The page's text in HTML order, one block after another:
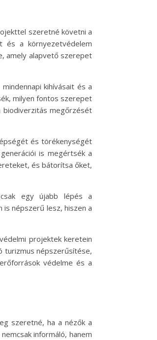
szeretné követni a
és a környezetvédelem
amely alapvető szerepet
kihívásait és a
milyen fontos szerepet
biodiverzitás megőrzését
és törékenységét
is megértsék a
és bátorítsa őket,
egy újabb lépés a
népszerű lesz, hiszen a
projektek keretein
turizmus népszerűsítése,
védelme és a
szeretné, ha a nézők a
informáló, hanem